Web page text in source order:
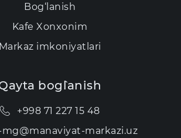
Bog‘lanish
Kаfе Xonxonim
Markaz imkoniyatlari
bog`lanish
+998 71 227 15 48
markazi.uz